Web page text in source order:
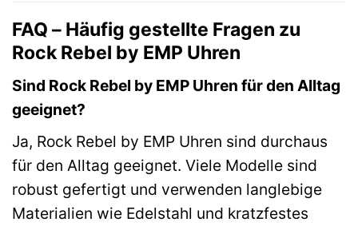
FAQ – Häufig gestellte Fragen zu
Rock Rebel by EMP Uhren
Sind Rock Rebel by EMP Uhren für den Alltag
geeignet?
Ja, Rock Rebel by EMP Uhren sind durchaus
für den Alltag geeignet. Viele Modelle sind
robust gefertigt und verwenden langlebige
Materialien wie Edelstahl und kratzfestes